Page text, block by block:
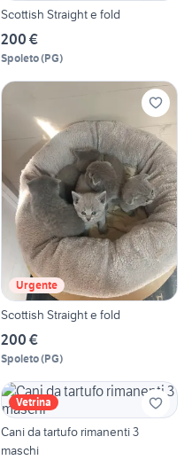
Scottish Straight e fold
200 €
Spoleto(PG)
Urgente
Scottish Straight e fold
200 €
Spoleto(PG)
Vetrina
Cani da tartufo rimanenti 3
maschi